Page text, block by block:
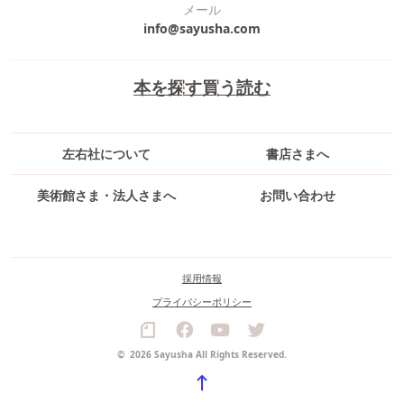
本を探す買う読む
左右社について 書店さまへ
美術館さま・法人さまへ お問い合わせ
採用情報
プライバシーポリシー
メール
info@sayusha.com
© 2026 Sayusha All Rights Reserved.